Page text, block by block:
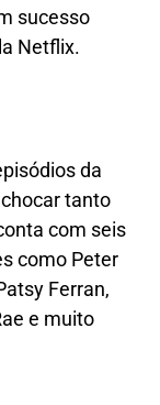
sucesso
Netflix.
da
tanto
com seis
como Peter
Ferran,
e muito